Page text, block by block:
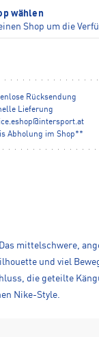
wählen
Shop um die
Rücksendung
Lieferung
@intersport.at
Abholung im Shop**
mittelschwere,
und viel
die geteilte
Nike-Style.